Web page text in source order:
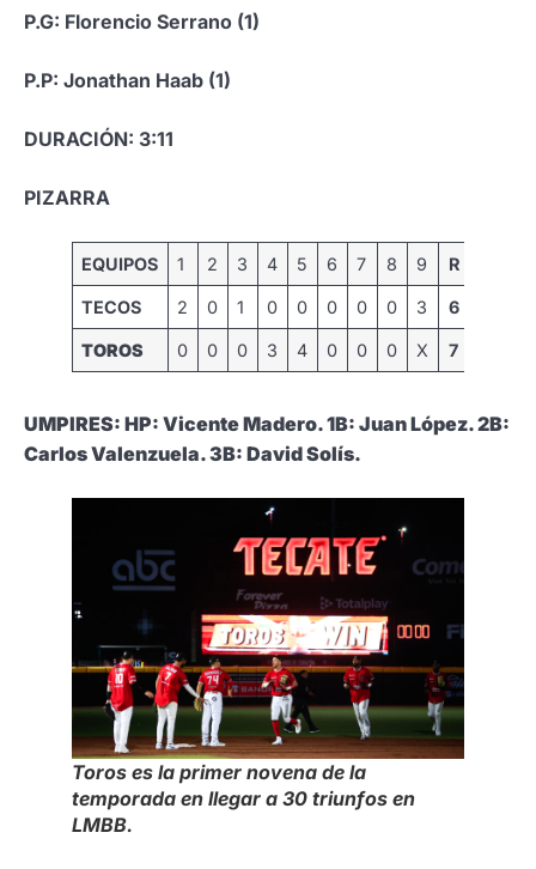
P.G: Florencio Serrano (1)
P.P: Jonathan Haab (1)
DURACIÓN: 3:11
PIZARRA
EQUIPOS 1 2 3 4 5 6 7 8 9 R
TECOS 2 0 1 0 0 0 0 0 3 6
TOROS 0 0 0 3 4 0 0 0 X 7
UMPIRES: HP: Vicente Madero. 1B: Juan López. 2B:
Carlos Valenzuela. 3B: David Solís.
Toros es la primer novena de la
temporada en llegar a 30 triunfos en
LMBB.